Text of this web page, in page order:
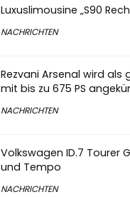
Luxuslimousine „S90
NACHRICHTEN
Rezvani Arsenal wird als
mit bis zu 675 PS
NACHRICHTEN
Volkswagen ID.7 Tourer
und Tempo
NACHRICHTEN